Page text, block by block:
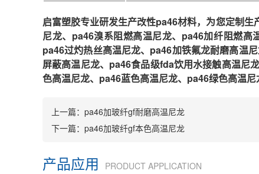
启富塑胶专业研发生产改性pa46材料，为您定制
尼龙、pa46溴系阻燃高温尼龙、pa46加纤阻燃高
pa46过灼热丝高温尼龙、pa46加铁氟龙耐磨高温
屏蔽高温尼龙、pa46食品级fda饮用水接触高温尼
色高温尼龙、pa46蓝色高温尼龙、pa46绿色高温
上一篇： pa46加玻纤gf耐磨高温尼龙
下一篇： pa46加玻纤gf本色高温尼龙
产品应用 PRODUCT APPLICATION